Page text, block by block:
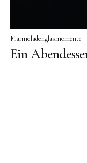
Marmeladenglasmomente
Ein